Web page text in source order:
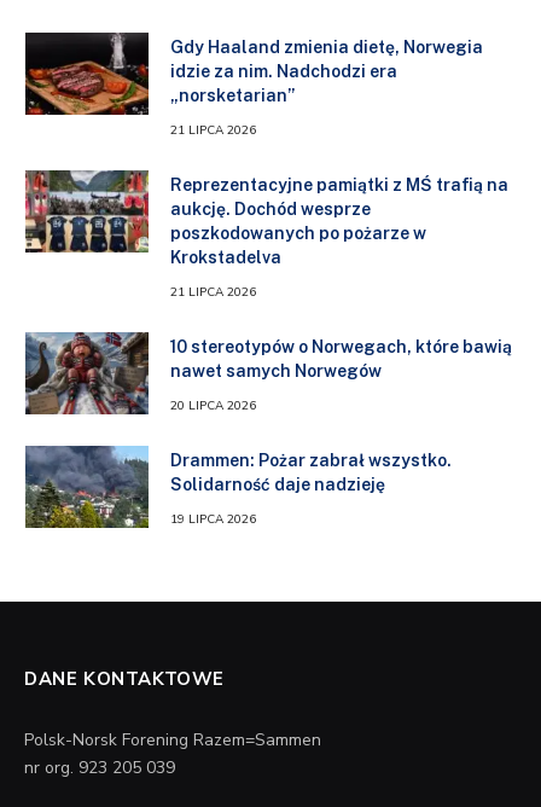
Gdy Haaland zmienia dietę, Norwegia
idzie za nim. Nadchodzi era
„norsketarian”
21 LIPCA 2026
Reprezentacyjne pamiątki z MŚ trafią na
aukcję. Dochód wesprze
poszkodowanych po pożarze w
Krokstadelva
21 LIPCA 2026
10 stereotypów o Norwegach, które bawią
nawet samych Norwegów
20 LIPCA 2026
Drammen: Pożar zabrał wszystko.
Solidarność daje nadzieję
19 LIPCA 2026
DANE KONTAKTOWE
Polsk-Norsk Forening Razem=Sammen
nr org. 923 205 039